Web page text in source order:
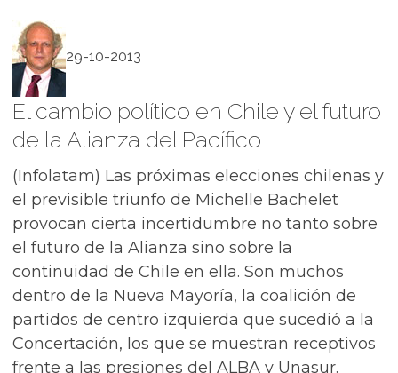
29-10-2013
El cambio político en Chile y el futuro
de la Alianza del Pacífico
(Infolatam) Las próximas elecciones chilenas y
el previsible triunfo de Michelle Bachelet
provocan cierta incertidumbre no tanto sobre
el futuro de la Alianza sino sobre la
continuidad de Chile en ella. Son muchos
dentro de la Nueva Mayoría, la coalición de
partidos de centro izquierda que sucedió a la
Concertación, los que se muestran receptivos
frente a las presiones del ALBA y Unasur.